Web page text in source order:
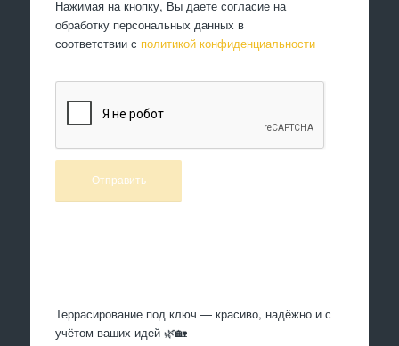
Нажимая на кнопку, Вы даете согласие на
обработку персональных данных в
соответствии с политикой конфиденциальности
Террасирование под ключ — красиво, надёжно и с
учётом ваших идей 🌿🏡